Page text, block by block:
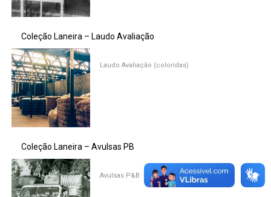
Coleção Laneira – Laudo Avaliação
Laudo Avaliação (coloridas)
Coleção Laneira – Avulsas PB
Avulsas P&B